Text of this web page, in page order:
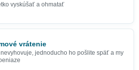
vyskúšať a ohmatať
vrátenie
jednoducho ho pošlite späť a my